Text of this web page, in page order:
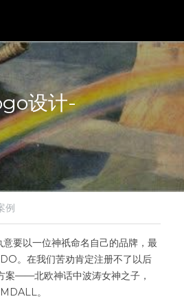
设计-
例
要以一位神祇命名自己的品牌，最
。在我们苦劝肯定注册不了以后
案——北欧神话中波涛女神之子，
。